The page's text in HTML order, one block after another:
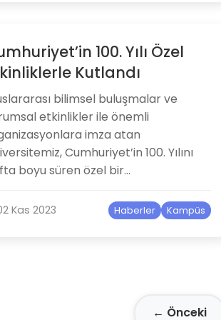
100. Yılı Özel
Kutlandı
bilimsel buluşmalar ve
etkinlikler ile önemli
imza atan
Cumhuriyet’in 100. Yılını
boyu süren özel bir...
Kas 2023 Haberler Kampüs
← Önceki